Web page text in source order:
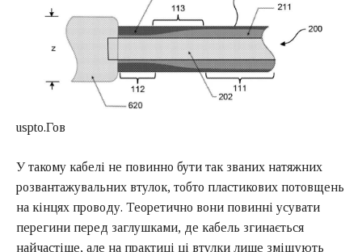
uspto.Гов
У такому кабелі не повинно бути так званих натяжних
розвантажувальних втулок, тобто пластикових потовщень
на кінцях проводу. Теоретично вони повинні усувати
перегини перед заглушками, де кабель згинається
найчастіше, але на практиці ці втулки лише зміщують